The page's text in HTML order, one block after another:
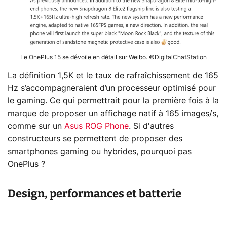
Le OnePlus 15 se dévoile en détail sur Weibo. ©DigitalChatStation
La définition 1,5K et le taux de rafraîchissement de 165
Hz s’accompagneraient d’un processeur optimisé pour
le gaming. Ce qui permettrait pour la première fois à la
marque de proposer un affichage natif à 165 images/s,
comme sur un Asus ROG Phone. Si d'autres
constructeurs se permettent de proposer des
smartphones gaming ou hybrides, pourquoi pas
OnePlus ?
Design, performances et batterie